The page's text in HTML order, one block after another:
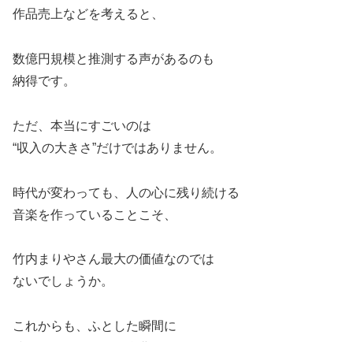
作品売上などを考えると、
数億円規模と推測する声があるのも
納得です。
ただ、本当にすごいのは
“収入の大きさ”だけではありません。
時代が変わっても、人の心に残り続ける
音楽を作っていることこそ、
竹内まりやさん最大の価値なのでは
ないでしょうか。
これからも、ふとした瞬間に